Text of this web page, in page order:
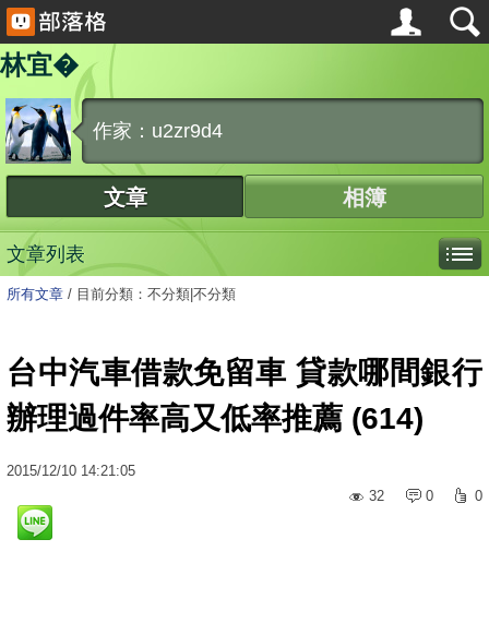
林宜�
作家：u2zr9d4
文章 相簿
文章列表
所有文章 / 目前分類：不分類|不分類
台中汽車借款免留車 貸款哪間銀行
辦理過件率高又低率推薦 (614)
2015/12/10 14:21:05
32
0 0